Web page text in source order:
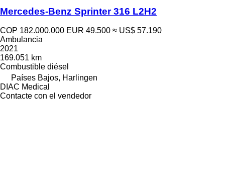
Mercedes-Benz Sprinter 316 L2H2
COP 182.000.000 EUR 49.500 ≈ US$ 57.190
Ambulancia
2021
169.051 km
Combustible diésel
Países Bajos, Harlingen
DIAC Medical
Contacte con el vendedor